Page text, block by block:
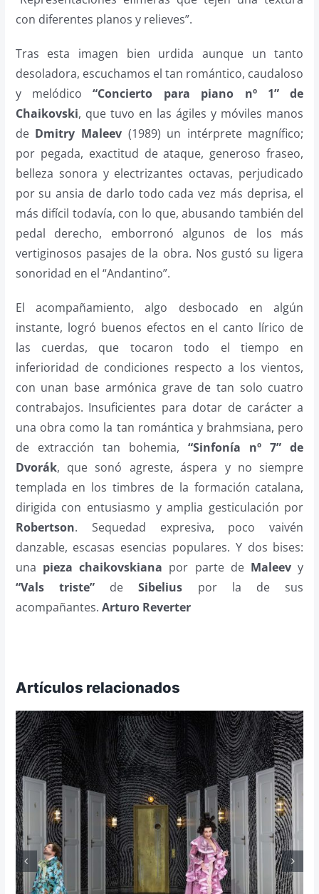
con diferentes planos y relieves”.
Tras esta imagen bien urdida aunque un tanto
desoladora, escuchamos el tan romántico, caudaloso
y melódico “Concierto para piano nº 1” de
Chaikovski, que tuvo en las ágiles y móviles manos
de Dmitry Maleev(1989) un intérprete magnífico;
por pegada, exactitud de ataque, generoso fraseo,
belleza sonora y electrizantes octavas, perjudicado
por su ansia de darlo todo cada vez más deprisa, el
más difícil todavía, con lo que, abusando también del
pedal derecho, emborronó algunos de los más
vertiginosos pasajes de la obra. Nos gustó su ligera
sonoridad en el “Andantino”.
El acompañamiento, algo desbocado en algún
instante, logró buenos efectos en el canto lírico de
las cuerdas, que tocaron todo el tiempo en
inferioridad de condiciones respecto a los vientos,
con unan base armónica grave de tan solo cuatro
contrabajos. Insuficientes para dotar de carácter a
una obra como la tan romántica y brahmsiana, pero
de extracción tan bohemia, “Sinfonía nº 7” de
Dvorák, que sonó agreste, áspera y no siempre
templada en los timbres de la formación catalana,
dirigida con entusiasmo y amplia gesticulación por
Robertson. Sequedad expresiva, poco vaivén
danzable, escasas esencias populares. Y dos bises:
una pieza chaikovskiana por parte de Maleev y
“Vals triste” deSibelius por la de sus
acompañantes. Arturo Reverter
Artículos relacionados